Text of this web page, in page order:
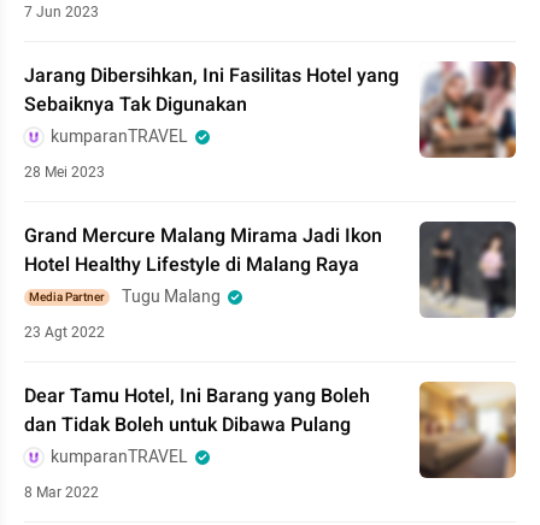
7 Jun 2023
Jarang Dibersihkan, Ini Fasilitas Hotel yang
Sebaiknya Tak Digunakan
kumparanTRAVEL
28 Mei 2023
Grand Mercure Malang Mirama Jadi Ikon
Hotel Healthy Lifestyle di Malang Raya
Media Partner Tugu Malang
23 Agt 2022
Dear Tamu Hotel, Ini Barang yang Boleh
dan Tidak Boleh untuk Dibawa Pulang
kumparanTRAVEL
8 Mar 2022